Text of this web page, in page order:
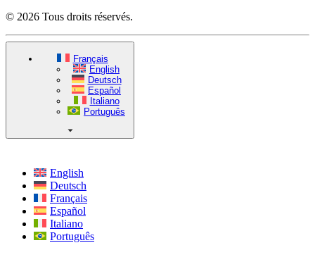
© 2026 Tous droits réservés.
Français
English
Deutsch
Español
Italiano
Português
English
Deutsch
Français
Español
Italiano
Português